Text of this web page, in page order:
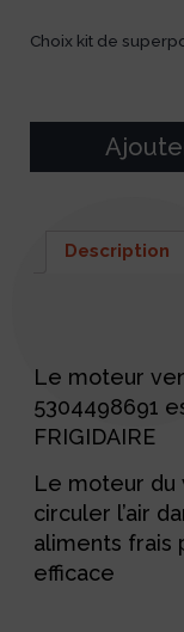
Choix kit de
Description
Le moteur
5304498691
FRIGIDAIRE
Le moteur du
circuler l’air
aliments frais
efficace